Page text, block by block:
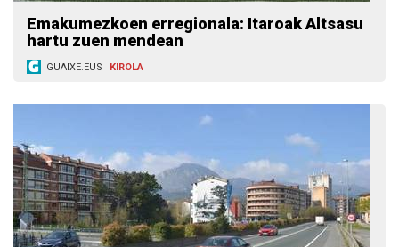
Emakumezkoen erregionala: Itaroak Altsasu
hartu zuen mendean
GUAIXE.EUS KIROLA